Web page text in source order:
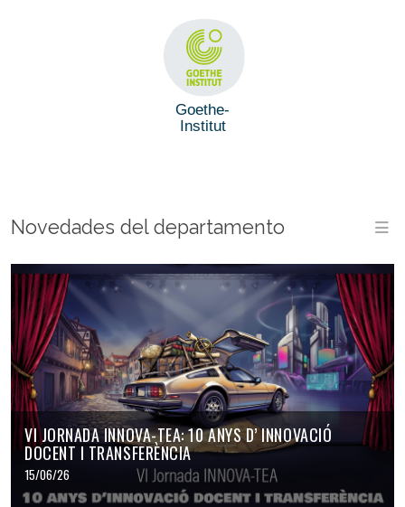
Goethe-
Institut
Novedades del departamento
VI JORNADA INNOVA-TEA: 10 ANYS D’ INNOVACIÓ
DOCENT I TRANSFERÈNCIA
15/06/26